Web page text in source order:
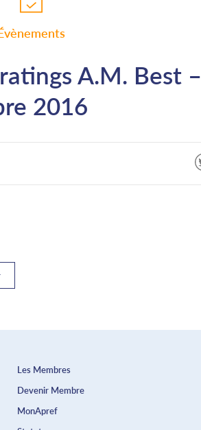
A.M. Best –
2016
Les Membres
Devenir Membre
MonApref